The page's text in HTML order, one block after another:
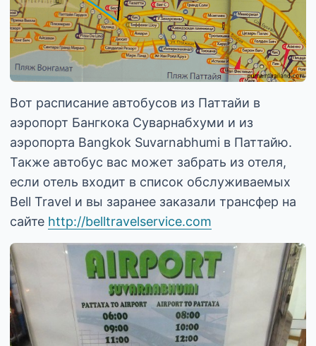
Вот расписание автобусов из Паттайи в
аэропорт Бангкока Суварнабхуми и из
аэропорта Bangkok Suvarnabhumi в Паттайю.
Также автобус вас может забрать из отеля,
если отель входит в список обслуживаемых
Bell Travel и вы заранее заказали трансфер на
сайте http://belltravelservice.com